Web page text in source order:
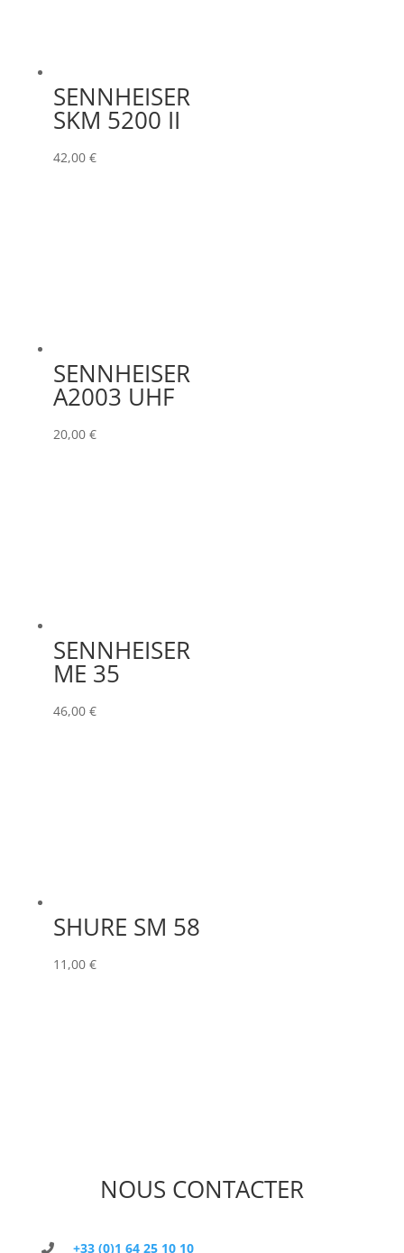
SENNHEISER
SKM 5200 II
42,00 €
SENNHEISER
A2003 UHF
20,00 €
SENNHEISER
ME 35
46,00 €
SHURE SM 58
11,00 €
NOUS CONTACTER
+33 (0)1 64 25 10 10